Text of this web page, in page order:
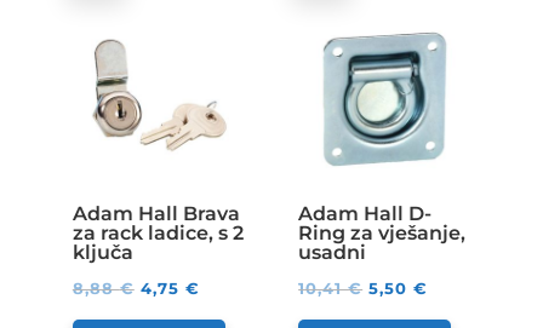
Adam Hall Brava
za rack ladice, s 2
ključa
8,88€ 4,75 €
Adam Hall D-
Ring za vješanje,
usadni
10,41€ 5,50€